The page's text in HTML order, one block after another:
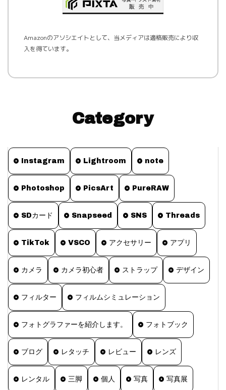
Amazonのアソシエイトとして、当メディアは適格販売により収
入を得ています。
Category
Instagram Lightroom note
Photoshop PicsArt PureRAW
SDカード Snapseed SNS Threads
TikTok VSCO アクセサリー アプリ
カメラ カメラ初心者 ストラップ デザイン
フィルター フィルムシミュレーション
フォトグラファーを紹介します。 フォトブック
ブログ レタッチ レビュー レンズ
レンタル 三脚 個人 写真 写真展